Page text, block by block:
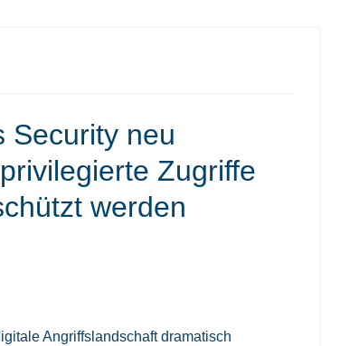
Security neu
Zugriffe
werden
Angriffslandschaft dramatisch